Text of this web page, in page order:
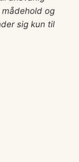
og
sig kun til